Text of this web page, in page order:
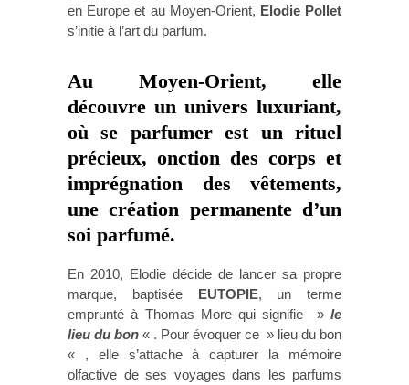
en Europe et au Moyen-Orient, Elodie Pollet
s’initie à l’art du parfum.
Au Moyen-Orient, elle
découvre un univers luxuriant,
où se parfumer est un rituel
précieux, onction des corps et
imprégnation des vêtements,
une création permanente d’un
soi parfumé.
En 2010, Elodie décide de lancer sa propre
marque, baptisée EUTOPIE, un terme
emprunté à Thomas More qui signifie » le
lieu du bon « . Pour évoquer ce » lieu du bon
« , elle s’attache à capturer la mémoire
olfactive de ses voyages dans les parfums